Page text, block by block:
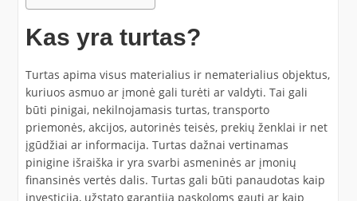
Kas yra turtas?
Turtas apima visus materialius ir nematerialius objektus,
kuriuos asmuo ar įmonė gali turėti ar valdyti. Tai gali
būti pinigai, nekilnojamasis turtas, transporto
priemonės, akcijos, autorinės teisės, prekių ženklai ir net
įgūdžiai ar informacija. Turtas dažnai vertinamas
pinigine išraiška ir yra svarbi asmeninės ar įmonių
finansinės vertės dalis. Turtas gali būti panaudotas kaip
investicija, užstato garantija paskoloms gauti ar kaip